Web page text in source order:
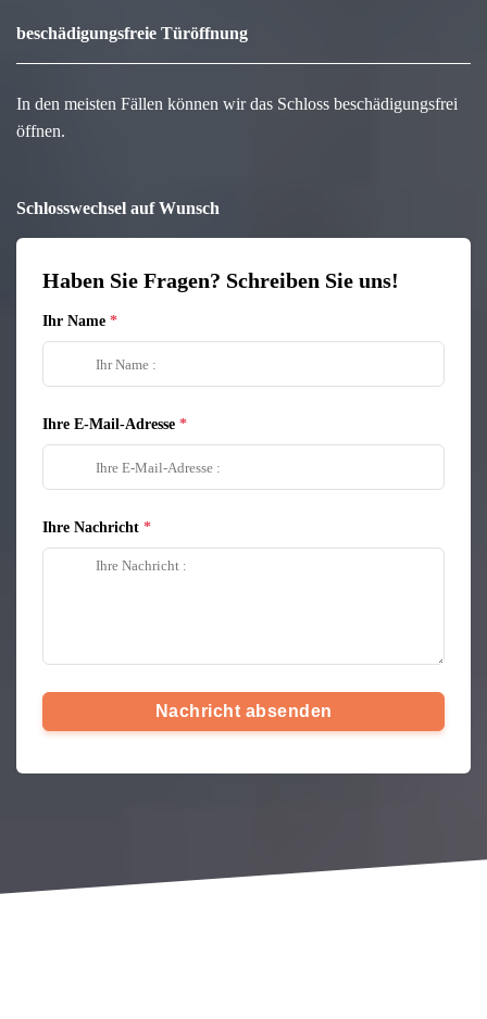
beschädigungsfreie Türöffnung
In den meisten Fällen können wir das Schloss beschädigungsfrei
öffnen.
Schlosswechsel auf Wunsch
Haben Sie Fragen? Schreiben Sie uns!
Ihr Name
Ihre E-Mail-Adresse
Ihre Nachricht
Nachricht absenden